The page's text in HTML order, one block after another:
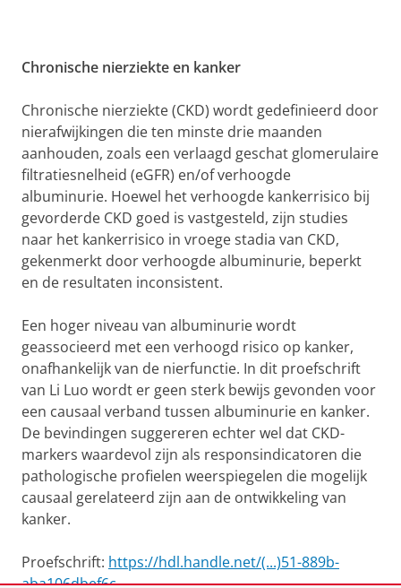
Chronische nierziekte en kanker
Chronische nierziekte (CKD) wordt gedefinieerd door
nierafwijkingen die ten minste drie maanden
aanhouden, zoals een verlaagd geschat glomerulaire
filtratiesnelheid (eGFR) en/of verhoogde
albuminurie. Hoewel het verhoogde kankerrisico bij
gevorderde CKD goed is vastgesteld, zijn studies
naar het kankerrisico in vroege stadia van CKD,
gekenmerkt door verhoogde albuminurie, beperkt
en de resultaten inconsistent.
Een hoger niveau van albuminurie wordt
geassocieerd met een verhoogd risico op kanker,
onafhankelijk van de nierfunctie. In dit proefschrift
van Li Luo wordt er geen sterk bewijs gevonden voor
een causaal verband tussen albuminurie en kanker.
De bevindingen suggereren echter wel dat CKD-
markers waardevol zijn als responsindicatoren die
pathologische profielen weerspiegelen die mogelijk
causaal gerelateerd zijn aan de ontwikkeling van
kanker.
Proefschrift: https://hdl.handle.net/(...)51-889b-
aba106dbef6c